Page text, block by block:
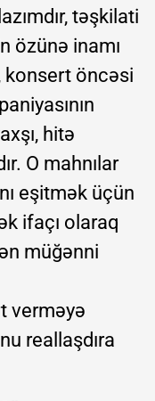
təşkilati
özünə inamı
konsert öncəsi
hitə
O mahnılar
eşitmək üçün
ifaçı olaraq
müğənni
verməyə
reallaşdıra